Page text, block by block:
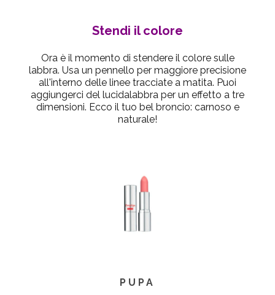
Stendi il colore
Ora è il momento di stendere il colore sulle
labbra. Usa un pennello per maggiore precisione
all'interno delle linee tracciate a matita. Puoi
aggiungerci del lucidalabbra per un effetto a tre
dimensioni. Ecco il tuo bel broncio: carnoso e
naturale!
PUPA